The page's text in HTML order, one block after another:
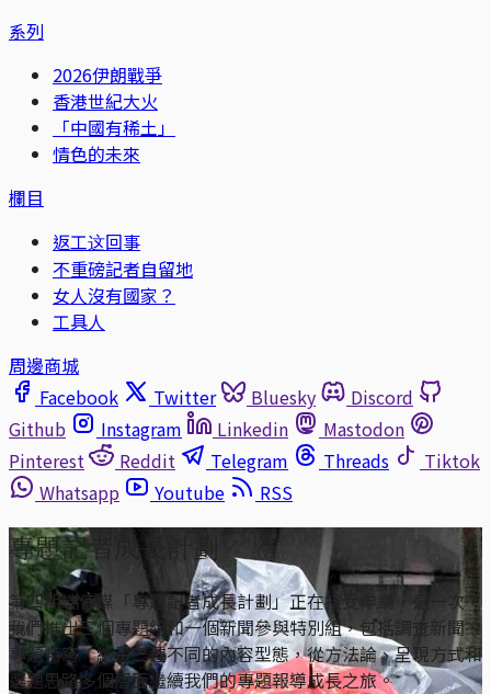
系列
2026伊朗戰爭
香港世紀大火
「中國有稀土」
情色的未來
欄目
返工这回事
不重磅記者自留地
女人沒有國家？
工具人
周邊商城
Facebook
Twitter Bluesky
Discord
Github
Instagram Linkedin
Mastodon
Pinterest
Reddit Telegram Threads
Tiktok
Whatsapp
Youtube RSS
專題記者成長計劃
第四期端傳媒「專題記者成長計劃」正在接受申請，這一次，
我們推出三個專題組和一個新聞參與特別組，包括調查新聞、
專題特寫、繪畫三種不同的內容型態，從方法論、呈現方式和
選題思路多個層面繼續我們的專題報導成長之旅。